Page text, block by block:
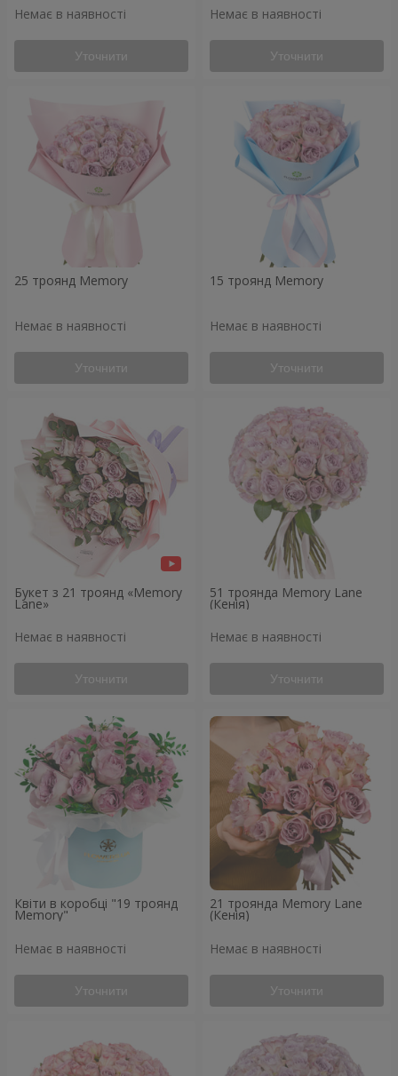
Немає в наявності
Уточнити
Немає в наявності
Уточнити
25 троянд Memory
Немає в наявності
Уточнити
15 троянд Memory
Немає в наявності
Уточнити
Букет з 21 троянд «Memory
Lane»
Немає в наявності
Уточнити
51 троянда Memory Lane
(Кенія)
Немає в наявності
Уточнити
Квіти в коробці "19 троянд
Memory"
Немає в наявності
Уточнити
21 троянда Memory Lane
(Кенія)
Немає в наявності
Уточнити